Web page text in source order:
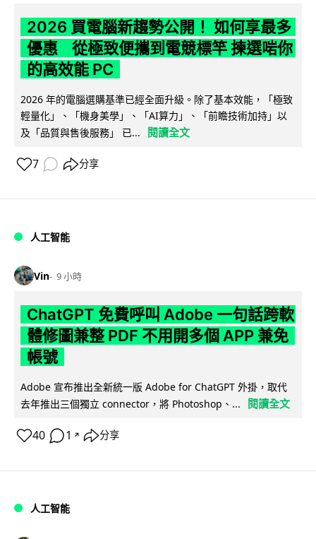
2026 買電腦新趨勢公開！ 如何享最多
優惠 從極致便攜到電競標竿 揀選啱你
的高效能 PC
2026 年的電腦選購基準已經全面升級。除了基本效能，「極致
輕量化」、「機身美學」、「AI算力」、「前瞻技術加持」以
及「品質與售後服務」 已...
閱讀全文
7 分享
人工智能
Vin 9 小時
ChatGPT 免費呼叫 Adobe 一句話跨軟
體修圖兼整 PDF 不用開多個 APP 兼免
帳號
Adobe 宣布推出全新統一版 Adobe for ChatGPT 外掛，取代
去年推出三個獨立 connector，將 Photoshop、...
閱讀全文
40 1 ↗ 分享
人工智能